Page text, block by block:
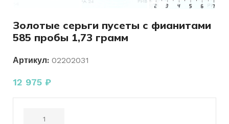
Золотые серьги пусеты с фианитами
585 пробы 1,73 грамм
Артикул: 02202031
12 975 ₽